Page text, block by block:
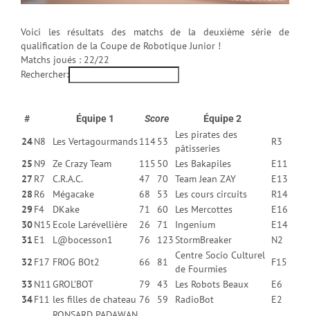
Voici les résultats des matchs de la deuxième série de
qualification de la Coupe de Robotique Junior !
Matchs joués : 22/22
Rechercher:
# Équipe 1 Score Équipe 2
24N8 Les Vertagourmands11453
Les pirates des
pâtisseries
R3
25 N9 Ze Crazy Team 115 50 Les Bakapiles
E11
27 R7 C.R.A.C. 47 70 Team Jean ZAY
E13
28 R6 Mégacake 68 53 Les cours circuits
R14
29F4 DKake 71 60 Les Mercottes
E16
30N15 Ecole Larévellière 26 71 Ingenium
E14
31 E1 L@bocesson1 76 123StormBreaker
N2
32 F17 FROG BOt2 66 81
Centre Socio Culturel
de Fourmies
F15
33 N11GROL’BOT 79 43 Les Robots Beaux
E6
34F11 les filles de chateau 76 59 RadioBot
E2